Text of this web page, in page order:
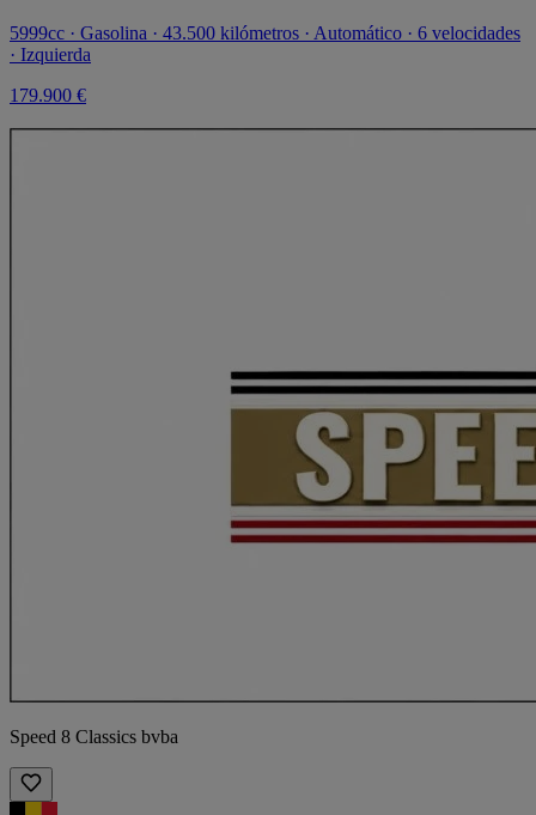
5999cc · Gasolina · 43.500 kilómetros · Automático · 6 velocidades
· Izquierda
179.900 €
Speed 8 Classics bvba